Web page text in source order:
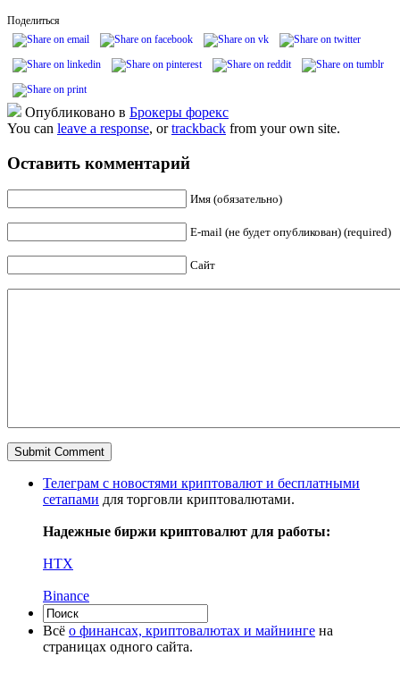
Поделиться
Опубликовано в Брокеры форекс
You can leave a response, ortrackback from your own site.
Оставить комментарий
Имя (обязательно)
E-mail (не будет опубликован) (required)
Сайт
Телеграм с новостями криптовалют и бесплатными
сетапами для торговли криптовалютами.
Надежные биржи криптовалют для работы:
HTX
Binance
Всё о финансах, криптовалютах и майнинге на
страницах одного сайта.